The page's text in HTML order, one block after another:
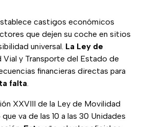
castigos económicos
que dejen su coche en sitios
universal. La Ley de
Vial y Transporte del Estado de
financieras directas para
falta.
XXVIII de la Ley de Movilidad
va de las 10 a las 30 Unidades